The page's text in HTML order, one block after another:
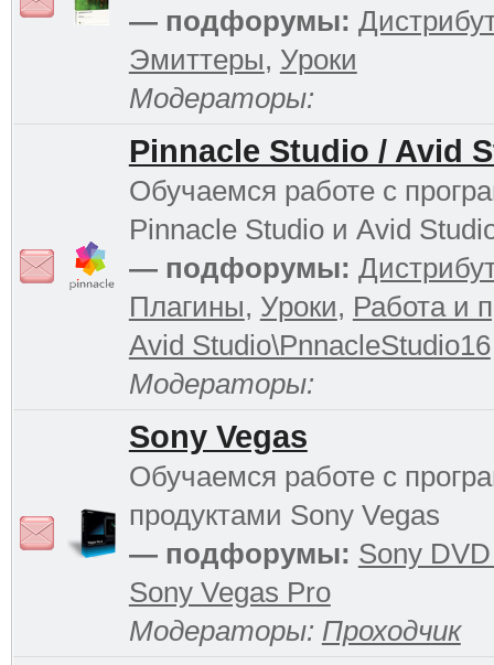
— подфорумы:
Эмиттеры, Уроки
Модераторы:
Pinnacle Studio / Avid
Обучаемся работе с
Pinnacle Studio и Avid
— подфорумы:
Плагины, Уроки, Работа и
Avid Studio\PnnacleStudio16
Модераторы:
Sony Vegas
Обучаемся работе с
продуктами Sony Vegas
— подфорумы: Sony
Sony Vegas Pro
Модераторы: Проходчик